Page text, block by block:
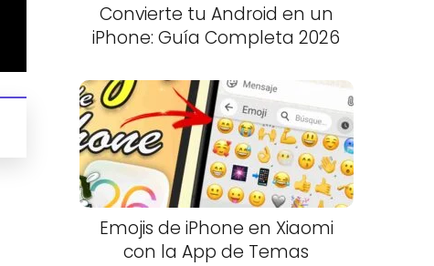
Convierte tu Android en un
iPhone: Guía Completa 2026
Emojis de iPhone en Xiaomi
con la App de Temas